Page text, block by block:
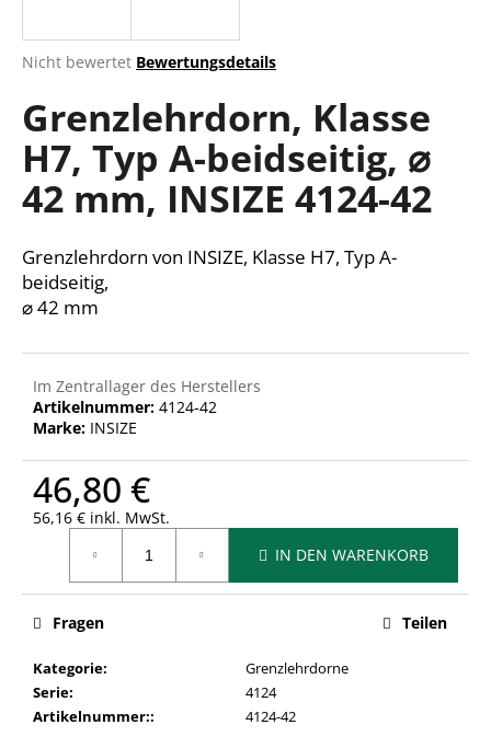
Die
Produktbewertung
ist
0,0
von
Sternen.
Nicht bewertet Bewertungsdetails
Grenzlehrdorn, Klasse
H7, Typ A-beidseitig, ⌀
42 mm, INSIZE 4124-42
Grenzlehrdorn von INSIZE, Klasse H7, Typ A-
beidseitig,
⌀ 42 mm
Im Zentrallager des Herstellers
Artikelnummer: 4124-42
Marke: INSIZE
46,80 €
56,16 € inkl. MwSt.
IN DEN WARENKORB
Kategorie:
Grenzlehrdorne
Serie:
4124
Artikelnummer:: 4124-42
Fragen Teilen
W
i
e
m
p
f
e
e